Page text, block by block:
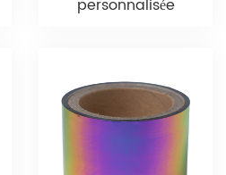
personnalisée